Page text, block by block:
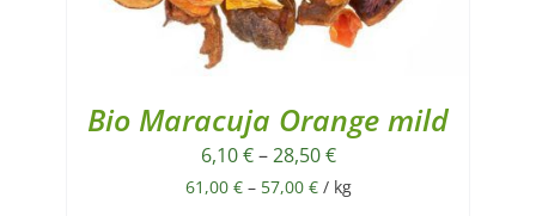
Bio Maracuja Orange mild
6,10€–28,50€
61,00 €– 57,00 €/ kg